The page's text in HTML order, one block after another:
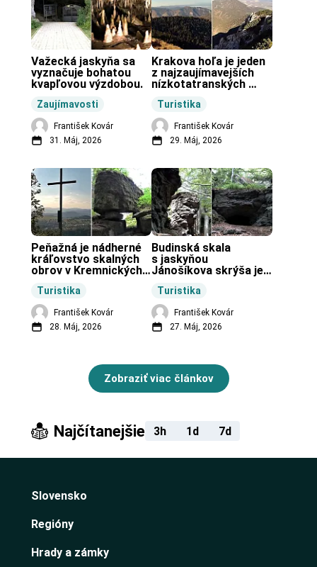
Zaujímavosti
Važecká jaskyňa sa
vyznačuje bohatou
kvapľovou výzdobou.
František Kovár
31. Máj, 2026
Turistika
Krakova hoľa je jeden
z najzaujímavejších
nízkotatranských
František Kovár
29. Máj, 2026
Turistika
Peňažná je nádherné
kráľovstvo skalných
obrov v Kremnických
František Kovár
28. Máj, 2026
Turistika
Budinská skala
s jaskyňou
Jánošíkova skrýša je
obci Budiná.
František Kovár
27. Máj, 2026
Zobraziť viac článkov
Najčítanejšie 3h 1d 7d
Slovensko
Regióny
Hrady a zámky